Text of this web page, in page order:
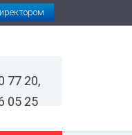
77 20,
05 25